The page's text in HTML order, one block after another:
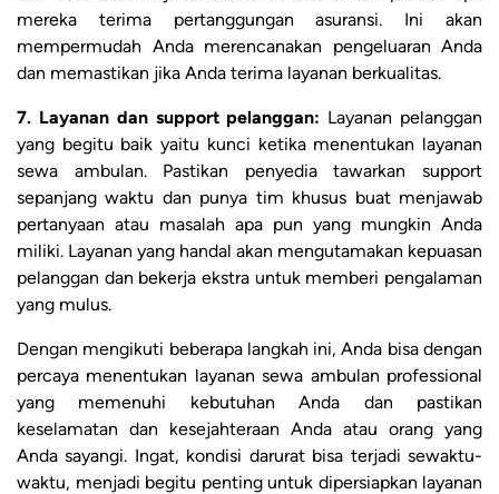
mereka terima pertanggungan asuransi. Ini akan
mempermudah Anda merencanakan pengeluaran Anda
dan memastikan jika Anda terima layanan berkualitas.
7. Layanan dan support pelanggan: Layanan pelanggan
yang begitu baik yaitu kunci ketika menentukan layanan
sewa ambulan. Pastikan penyedia tawarkan support
sepanjang waktu dan punya tim khusus buat menjawab
pertanyaan atau masalah apa pun yang mungkin Anda
miliki. Layanan yang handal akan mengutamakan kepuasan
pelanggan dan bekerja ekstra untuk memberi pengalaman
yang mulus.
Dengan mengikuti beberapa langkah ini, Anda bisa dengan
percaya menentukan layanan sewa ambulan professional
yang memenuhi kebutuhan Anda dan pastikan
keselamatan dan kesejahteraan Anda atau orang yang
Anda sayangi. Ingat, kondisi darurat bisa terjadi sewaktu-
waktu, menjadi begitu penting untuk dipersiapkan layanan